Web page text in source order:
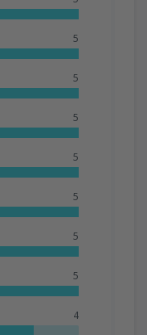
5
5
5
5
5
5
5
4